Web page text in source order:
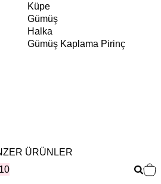
Küpe
Gümüş
Halka
Gümüş Kaplama Pirinç
ÜRÜNLER